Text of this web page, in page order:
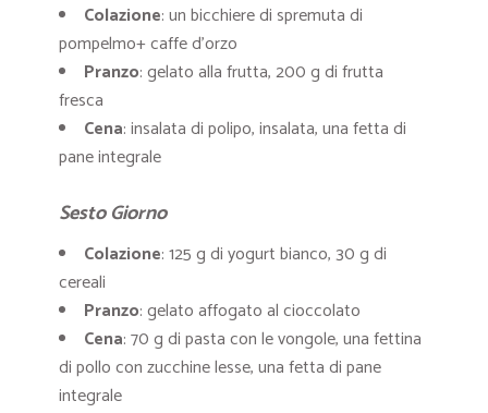
Colazione: un bicchiere di spremuta di
pompelmo+ caffe d’orzo
Pranzo: gelato alla frutta, 200 g di frutta
fresca
Cena: insalata di polipo, insalata, una fetta di
pane integrale
Sesto Giorno
Colazione: 125 g di yogurt bianco, 30 g di
cereali
Pranzo: gelato affogato al cioccolato
Cena: 70 g di pasta con le vongole, una fettina
di pollo con zucchine lesse, una fetta di pane
integrale